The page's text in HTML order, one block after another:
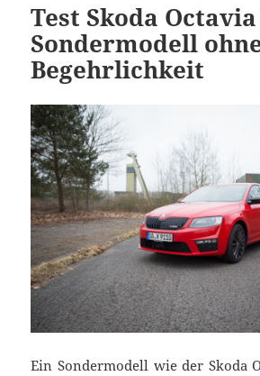
Test Skoda Octavia
Sondermodell
Begehrlichkeit
Ein Sondermodell wie der Skoda